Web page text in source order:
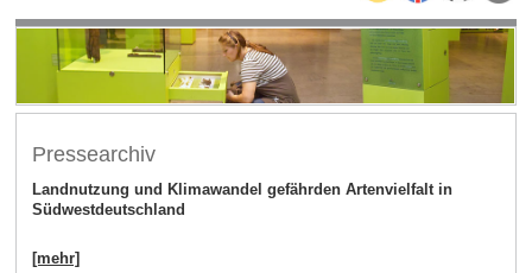
Pressearchiv
Landnutzung und Klimawandel gefährden Artenvielfalt in
Südwestdeutschland
[mehr]